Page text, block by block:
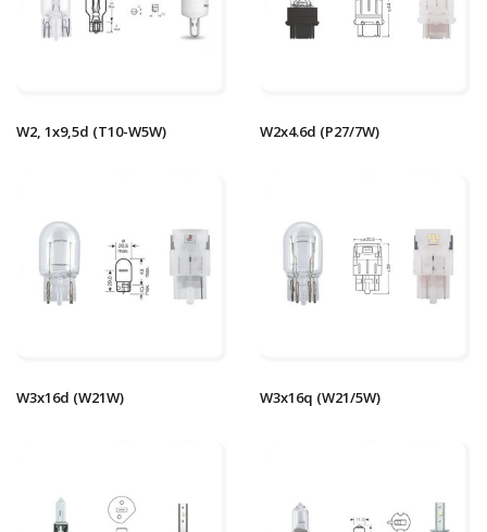
W2, 1x9,5d (T10-W5W) W2x4.6d (P27/7W)
W3x16d (W21W) W3x16q (W21/5W)